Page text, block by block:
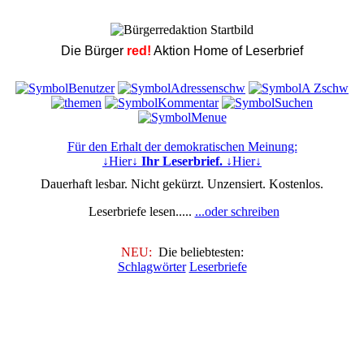
Die Bürger red! Aktion Home of Leserbrief
Für den Erhalt der demokratischen Meinung:
↓Hier↓ Ihr Leserbrief. ↓Hier↓
Dauerhaft lesbar. Nicht gekürzt. Unzensiert. Kostenlos.
Leserbriefe lesen..... ...oder schreiben
NEU: Die beliebtesten:
Schlagwörter Leserbriefe